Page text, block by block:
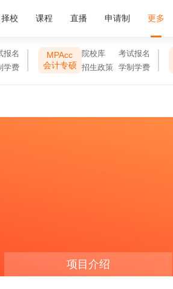
校 课程 直播 申请制 更多
报名
学费
MPAcc
会计专硕
院校库
考试报名
招生政策
学制学费
项目介绍